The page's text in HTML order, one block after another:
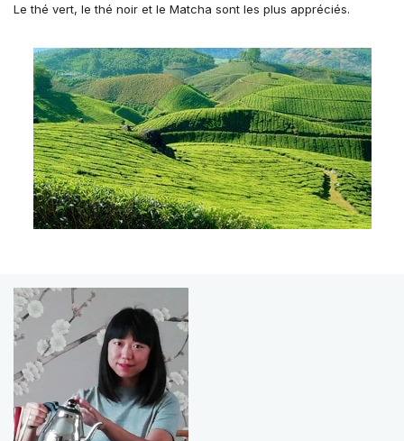
Le thé vert, le thé noir et le Matcha sont les plus appréciés.